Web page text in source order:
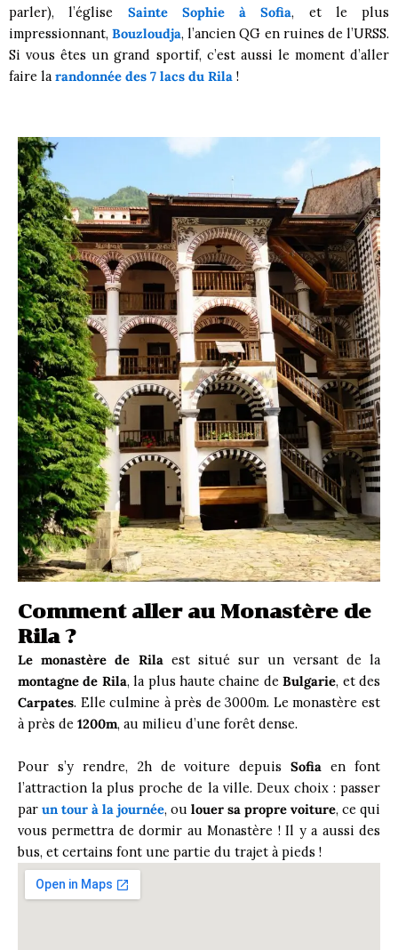
parler), l’église Sainte Sophie à Sofia, et le plus
impressionnant,Bouzloudja, l’ancien QG en ruines de l’URSS.
Si vous êtes un grand sportif, c’est aussi le moment d’aller
faire la randonnée des 7 lacs du Rila !
Comment aller au Monastère de
Rila ?
Le monastère de Rila est situé sur un versant de la
montagne de Rila, la plus haute chaine deBulgarie, et des
Carpates. Elle culmine à près de 3000m. Le monastère est
à près de 1200m, au milieu d’une forêt dense.
Pour s’y rendre, 2h de voiture depuisSofia en font
l’attraction la plus proche de la ville. Deux choix : passer
par un tour à la journée, ou louer sa propre voiture, ce qui
vous permettra de dormir au Monastère ! Il y a aussi des
bus, et certains font une partie du trajet à pieds !